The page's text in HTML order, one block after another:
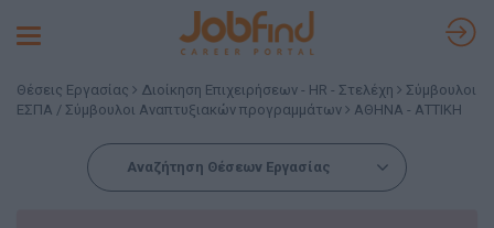
Toggle
Θέσεις Εργασίας Διοίκηση Επιχειρήσεων - HR - Στελέχη
Σύμβουλοι
ΕΣΠΑ / Σύμβουλοι Αναπτυξιακών προγραμμάτων
ΑΘΗΝΑ - ΑΤΤΙΚΗ
Αναζήτηση Θέσεων Εργασίας